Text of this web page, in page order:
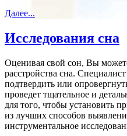
Далее...
Исследования сна
Оценивая свой сон, Вы
расстройства сна.
подтвердить или
проведет тщательное и
для того, чтобы установить
из лучших способов
инструментальное